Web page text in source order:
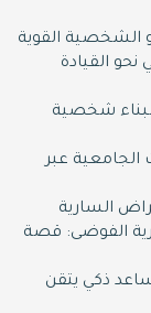
الشخصية القوية
القيادة
شخصية
عبر
السارية
الفوضى: قصة
ذكي يتقن